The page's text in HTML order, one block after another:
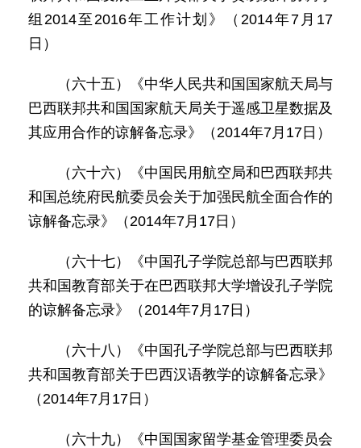
组2014至2016年工作计划》（2014年7月17
日）
（六十五）《中华人民共和国国家航天局与
巴西联邦共和国国家航天局关于遥感卫星数据及
其应用合作的谅解备忘录》（2014年7月17日）
（六十六）《中国民用航空局和巴西联邦共
和国总统府民航委员会关于加强民航全面合作的
谅解备忘录》（2014年7月17日）
（六十七）《中国孔子学院总部与巴西联邦
共和国教育部关于在巴西联邦大学增设孔子学院
的谅解备忘录》（2014年7月17日）
（六十八）《中国孔子学院总部与巴西联邦
共和国教育部关于巴西汉语教学的谅解备忘录》
（2014年7月17日）
（六十九）《中国国家留学基金管理委员会